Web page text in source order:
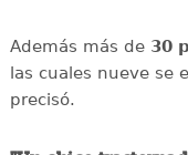
Además más de 30
las cuales nueve se
precisó.